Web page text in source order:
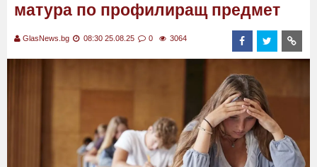
матура по профилиращ предмет
GlasNews.bg 08:30 25.08.25 0 3064